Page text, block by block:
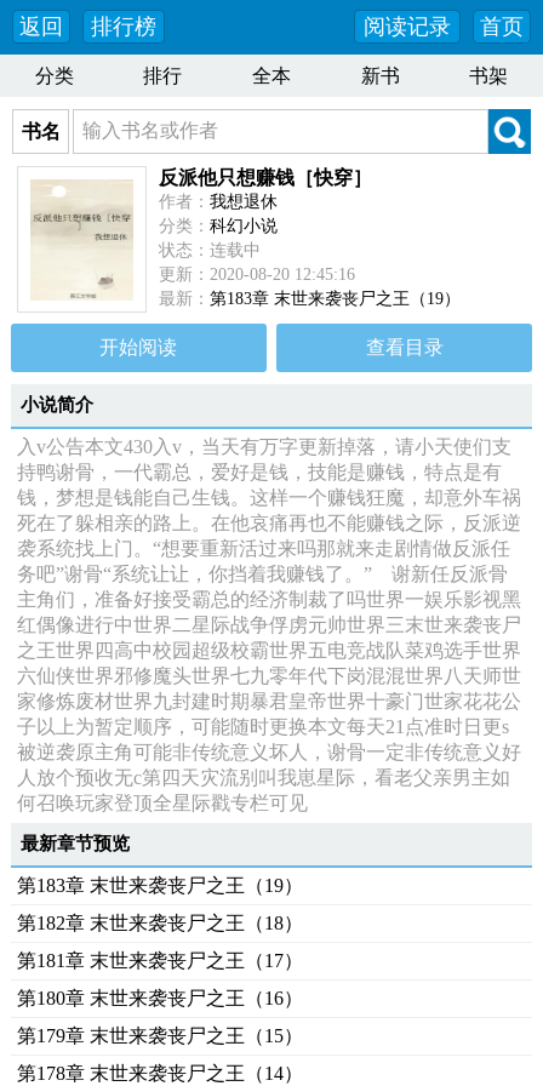
返回 排行榜 首页
阅读记录
分类 排行 全本 新书 书架
书名
反派他只想赚钱［快穿］
作者： 我想退休
分类： 科幻小说
状态：连载中
更新：2020-08-20 12:45:16
最新： 第183章 末世来袭丧尸之王（19）
开始阅读 查看目录
小说简介
入v公告本文430入v，当天有万字更新掉落，请小天使们支
持鸭谢骨，一代霸总，爱好是钱，技能是赚钱，特点是有
钱，梦想是钱能自己生钱。这样一个赚钱狂魔，却意外车祸
死在了躲相亲的路上。在他哀痛再也不能赚钱之际，反派逆
袭系统找上门。“想要重新活过来吗那就来走剧情做反派任
务吧”谢骨“系统让让，你挡着我赚钱了。” 谢新任反派骨
主角们，准备好接受霸总的经济制裁了吗世界一娱乐影视黑
红偶像进行中世界二星际战争俘虏元帅世界三末世来袭丧尸
之王世界四高中校园超级校霸世界五电竞战队菜鸡选手世界
六仙侠世界邪修魔头世界七九零年代下岗混混世界八天师世
家修炼废材世界九封建时期暴君皇帝世界十豪门世家花花公
子以上为暂定顺序，可能随时更换本文每天21点准时日更s
被逆袭原主角可能非传统意义坏人，谢骨一定非传统意义好
人放个预收无c第四天灾流别叫我崽星际，看老父亲男主如
何召唤玩家登顶全星际戳专栏可见
最新章节预览
第183章 末世来袭丧尸之王（19）
第182章 末世来袭丧尸之王（18）
第181章 末世来袭丧尸之王（17）
第180章 末世来袭丧尸之王（16）
第179章 末世来袭丧尸之王（15）
第178章 末世来袭丧尸之王（14）